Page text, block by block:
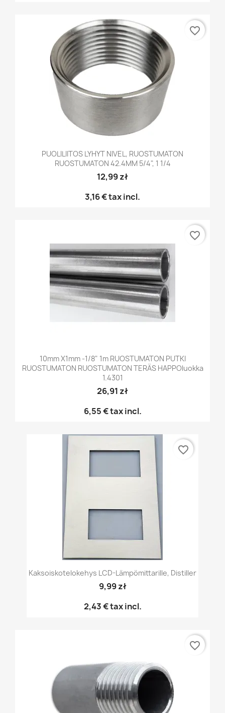
PUOLILIITOS LYHYT NIVEL, RUOSTUMATON
RUOSTUMATON 42.4MM 5/4", 1 1/4
12,99 zł
3,16 €tax incl.
favorite_border
10mm X1mm -1/8" 1m RUOSTUMATON PUTKI
RUOSTUMATON RUOSTUMATON TERÄS HAPPOluokka
1.4301
26,91 zł
6,55 €tax incl.
favorite_border
Kaksoiskotelokehys LCD-Lämpömittarille, Distiller
9,99 zł
2,43 €tax incl.
favorite_border
favorite_border